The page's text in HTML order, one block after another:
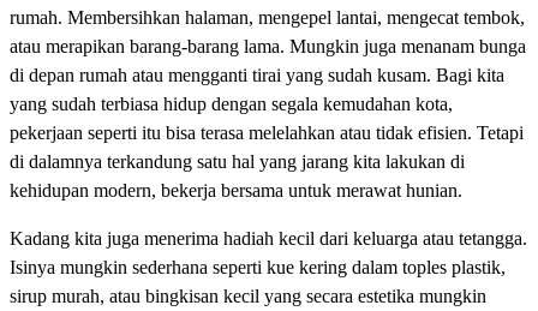
rumah. Membersihkan halaman, mengepel lantai, mengecat tembok,
atau merapikan barang-barang lama. Mungkin juga menanam bunga
di depan rumah atau mengganti tirai yang sudah kusam. Bagi kita
yang sudah terbiasa hidup dengan segala kemudahan kota,
pekerjaan seperti itu bisa terasa melelahkan atau tidak efisien. Tetapi
di dalamnya terkandung satu hal yang jarang kita lakukan di
kehidupan modern, bekerja bersama untuk merawat hunian.
Kadang kita juga menerima hadiah kecil dari keluarga atau tetangga.
Isinya mungkin sederhana seperti kue kering dalam toples plastik,
sirup murah, atau bingkisan kecil yang secara estetika mungkin